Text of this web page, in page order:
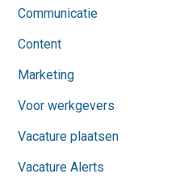
Communicatie
Content
Marketing
Voor werkgevers
Vacature plaatsen
Vacature Alerts